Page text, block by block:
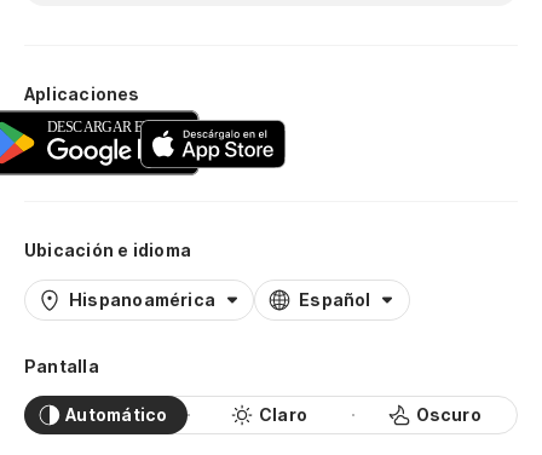
Aplicaciones
Ubicación e idioma
Hispanoamérica Español
Pantalla
Automático Claro Oscuro